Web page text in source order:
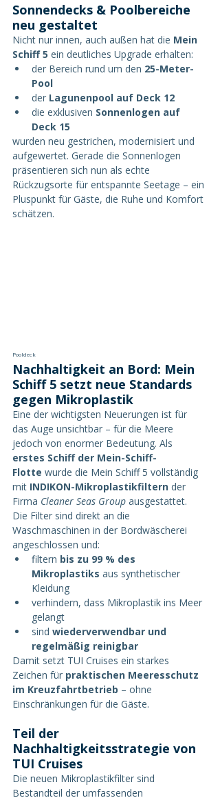
Sonnendecks & Poolbereiche
neu gestaltet
Nicht nur innen, auch außen hat die Mein
Schiff 5 ein deutliches Upgrade erhalten:
der Bereich rund um den 25-Meter-
Pool
der Lagunenpool auf Deck 12
die exklusiven Sonnenlogen auf
Deck 15
wurden neu gestrichen, modernisiert und
aufgewertet. Gerade die Sonnenlogen
präsentieren sich nun als echte
Rückzugsorte für entspannte Seetage – ein
Pluspunkt für Gäste, die Ruhe und Komfort
schätzen.
Pooldeck
Nachhaltigkeit an Bord: Mein
Schiff 5 setzt neue Standards
gegen Mikroplastik
Eine der wichtigsten Neuerungen ist für
das Auge unsichtbar – für die Meere
jedoch von enormer Bedeutung. Als
erstes Schiff der Mein-Schiff-
Flotte wurde die Mein Schiff 5 vollständig
mit INDIKON-Mikroplastikfiltern der
Firma Cleaner Seas Group ausgestattet.
Die Filter sind direkt an die
Waschmaschinen in der Bordwäscherei
angeschlossen und:
filtern bis zu 99 % des
Mikroplastiks aus synthetischer
Kleidung
verhindern, dass Mikroplastik ins Meer
gelangt
sind wiederverwendbar und
regelmäßig reinigbar
Damit setzt TUI Cruises ein starkes
Zeichen für praktischen Meeresschutz
im Kreuzfahrtbetrieb – ohne
Einschränkungen für die Gäste.
Teil der
Nachhaltigkeitsstrategie von
TUI Cruises
Die neuen Mikroplastikfilter sind
Bestandteil der umfassenden